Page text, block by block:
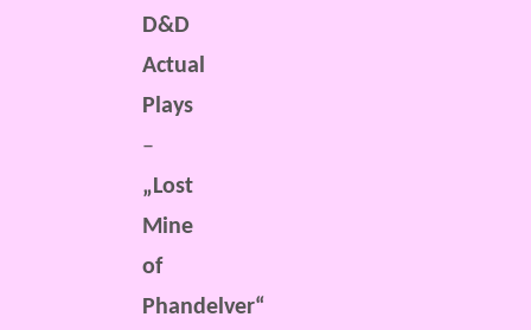
D&D
Actual
Plays
–
„Lost
Mine
of
Phandelver“